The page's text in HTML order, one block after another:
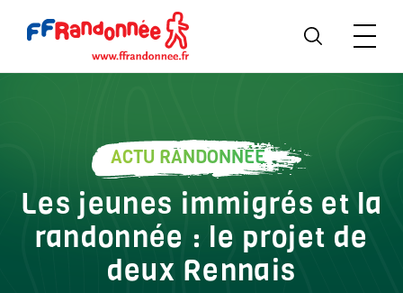
ACTU RANDONNÉE
Les jeunes immigrés et la
randonnée : le projet de
deux Rennais